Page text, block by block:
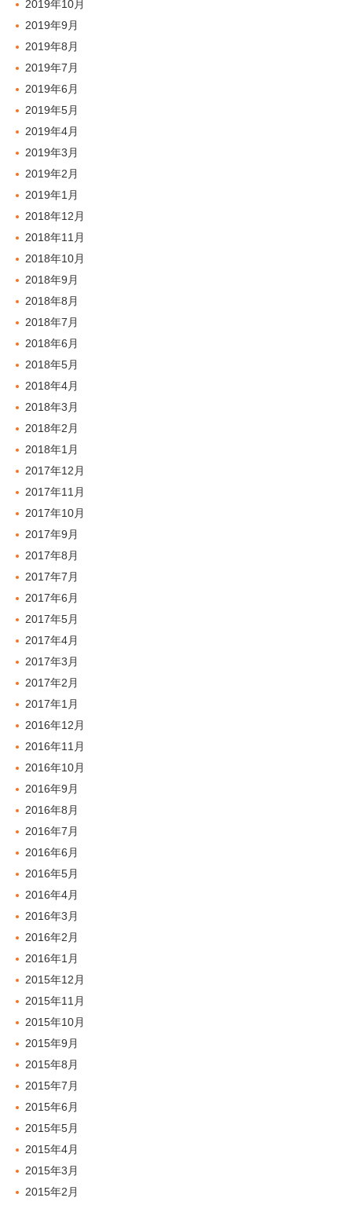
2019年10月
2019年9月
2019年8月
2019年7月
2019年6月
2019年5月
2019年4月
2019年3月
2019年2月
2019年1月
2018年12月
2018年11月
2018年10月
2018年9月
2018年8月
2018年7月
2018年6月
2018年5月
2018年4月
2018年3月
2018年2月
2018年1月
2017年12月
2017年11月
2017年10月
2017年9月
2017年8月
2017年7月
2017年6月
2017年5月
2017年4月
2017年3月
2017年2月
2017年1月
2016年12月
2016年11月
2016年10月
2016年9月
2016年8月
2016年7月
2016年6月
2016年5月
2016年4月
2016年3月
2016年2月
2016年1月
2015年12月
2015年11月
2015年10月
2015年9月
2015年8月
2015年7月
2015年6月
2015年5月
2015年4月
2015年3月
2015年2月